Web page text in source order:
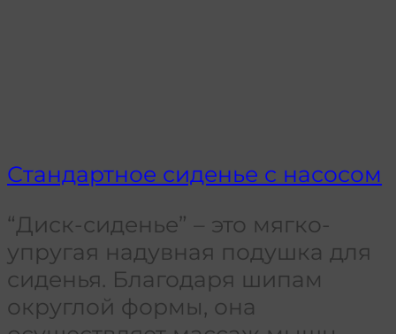
Стандартное сиденье с насосом
“Диск-сиденье” – это мягко-
упругая надувная подушка для
сиденья. Благодаря шипам
округлой формы, она